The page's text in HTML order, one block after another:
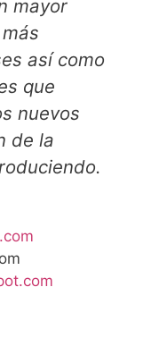
mayor
así como
que
nuevos
de la